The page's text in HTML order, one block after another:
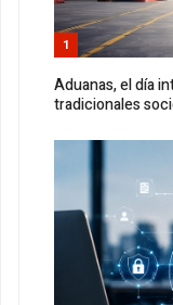
1
Aduanas, el día
tradicionales